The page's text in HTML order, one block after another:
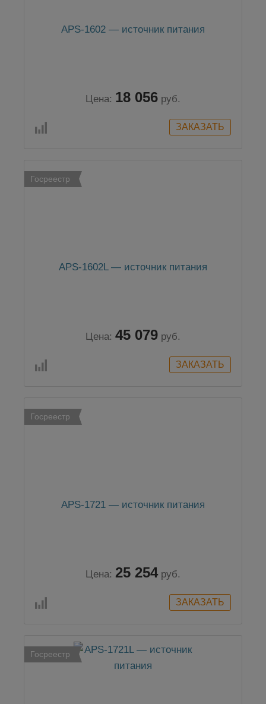
APS-1602 — источник питания
Цена: 18 056 руб.
Госреестр
APS-1602L — источник питания
Цена: 45 079 руб.
Госреестр
APS-1721 — источник питания
Цена: 25 254 руб.
Госреестр